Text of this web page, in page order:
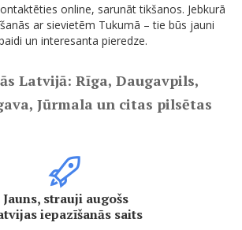
online, sarunāt tikšanos. Jebkurā
ar sievietēm Tukumā – tie būs jauni
un interesanta pieredze.
Latvijā: Rīga, Daugavpils,
Jūrmala un citas pilsētas
Jauns, strauji augošs
iepazīšanās saits